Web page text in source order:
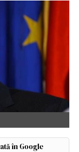
în Google